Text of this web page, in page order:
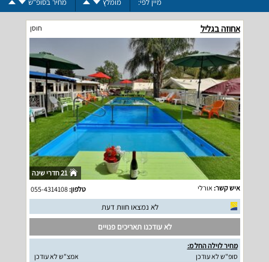
מיין לפי: מומלץ מחיר בסופ"ש
אחוזה בגליל חוסן
21 חדרי שינה
איש קשר: אורלי טלפון:055-4314108
לא נמצאו חוות דעת
לא עודכנו תאריכים פנויים
מחיר לוילה החל מ:
סופ"ש לא עודכן
אמצ"ש לא עודכן